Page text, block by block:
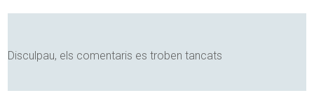
Disculpau, els comentaris es troben tancats